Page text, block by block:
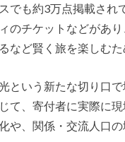
でも約3万点掲載され
のチケットなどがあ
ど賢く旅を楽しむた
という新たな切り口
て、寄付者に実際に
、関係・交流人口の